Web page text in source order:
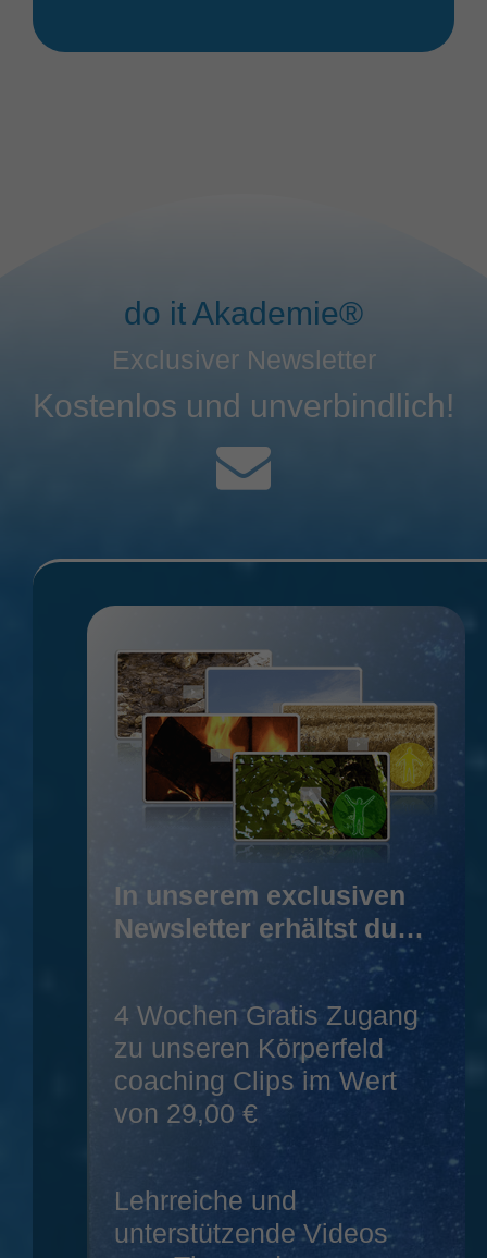
do it Akademie®
Exclusiver Newsletter
Kostenlos und unverbindlich!
In unserem exclusiven
Newsletter erhältst du…
4 Wochen Gratis Zugang
zu unseren Körperfeld
coaching Clips im Wert
von 29,00 €
Lehrreiche und
unterstützende Videos